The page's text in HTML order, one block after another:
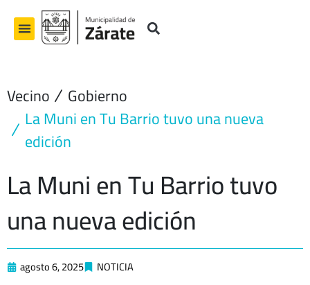
contenido
Vecino Gobierno
La Muni en Tu Barrio tuvo una nueva
edición
La Muni en Tu Barrio tuvo
una nueva edición
agosto 6, 2025
NOTICIA